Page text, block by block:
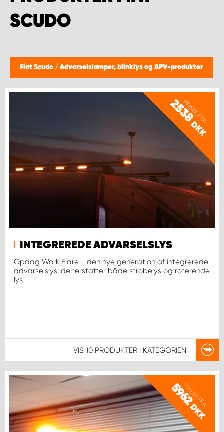
SCUDO
Fiat Scudo / Advarselslamper, blinklys og APV-produkter
PRISER FRA
2538
DKK
INTEGREREDE ADVARSELSLYS
Opdag Work Flare - den nye generation af integrerede
advarselslys, der erstatter både strobelys og roterende
lys.
VIS 10 PRODUKTER I KATEGORIEN
PRISER FRA
5962
DKK